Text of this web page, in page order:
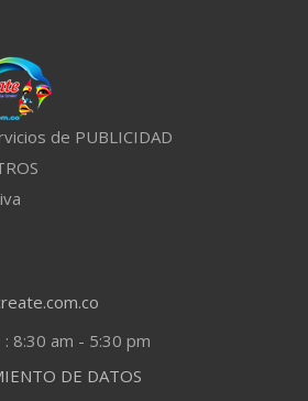
de PUBLICIDAD
8:30 am - 5:30 pm
DE DATOS